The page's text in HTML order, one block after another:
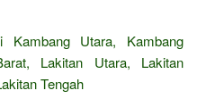
Kambang Utara, Kambang
Lakitan Utara, Lakitan
Tengah